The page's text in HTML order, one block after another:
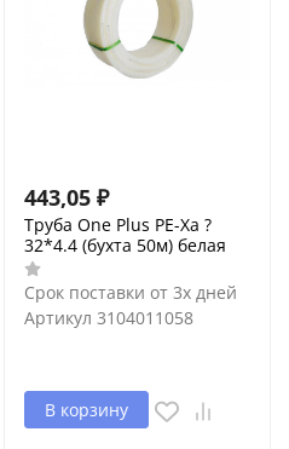
443,05 ₽
Труба One Plus PE-Xa ?
32*4.4 (бухта 50м) белая
Срок поставки от 3х дней
Артикул 3104011058
В корзину